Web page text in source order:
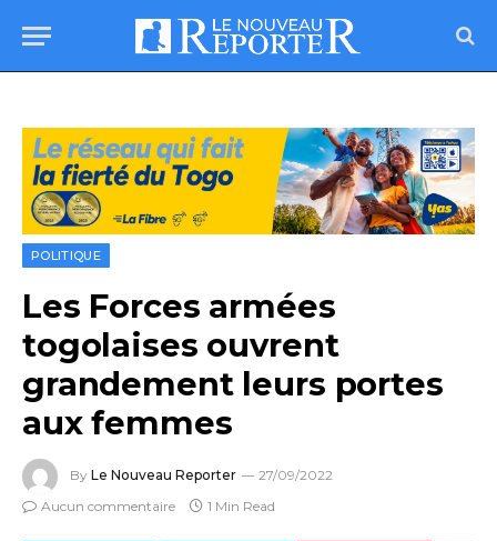
POLITIQUE
Les Forces armées
togolaises ouvrent
grandement leurs portes
aux femmes
By Le Nouveau Reporter
27/09/2022
Aucun commentaire
1 Min Read